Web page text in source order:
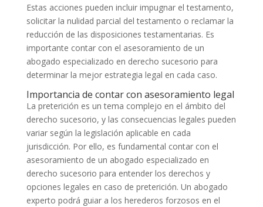
Estas acciones pueden incluir impugnar el testamento,
solicitar la nulidad parcial del testamento o reclamar la
reducción de las disposiciones testamentarias. Es
importante contar con el asesoramiento de un
abogado especializado en derecho sucesorio para
determinar la mejor estrategia legal en cada caso.
Importancia de contar con asesoramiento legal
La preterición es un tema complejo en el ámbito del
derecho sucesorio, y las consecuencias legales pueden
variar según la legislación aplicable en cada
jurisdicción. Por ello, es fundamental contar con el
asesoramiento de un abogado especializado en
derecho sucesorio para entender los derechos y
opciones legales en caso de preterición. Un abogado
experto podrá guiar a los herederos forzosos en el